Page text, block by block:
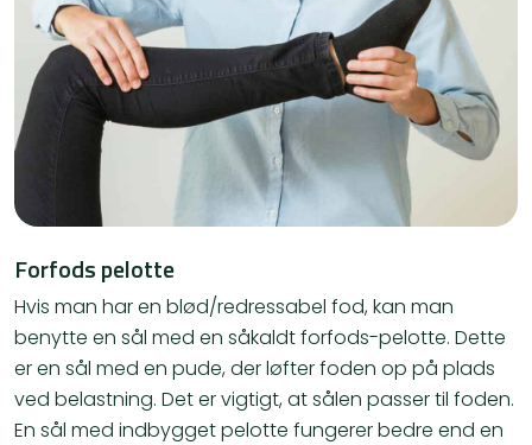
Forfods pelotte
Hvis man har en blød/redressabel fod, kan man
benytte en sål med en såkaldt forfods-pelotte. Dette
er en sål med en pude, der løfter foden op på plads
ved belastning. Det er vigtigt, at sålen passer til foden.
En sål med indbygget pelotte fungerer bedre end en